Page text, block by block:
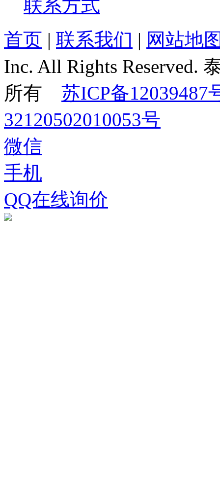
联系方式
首页 | 联系我们 | 网站地
Inc. All Rights Reserved.
所有 苏ICP备12039487
32120502010053号
微信
手机
QQ在线询价